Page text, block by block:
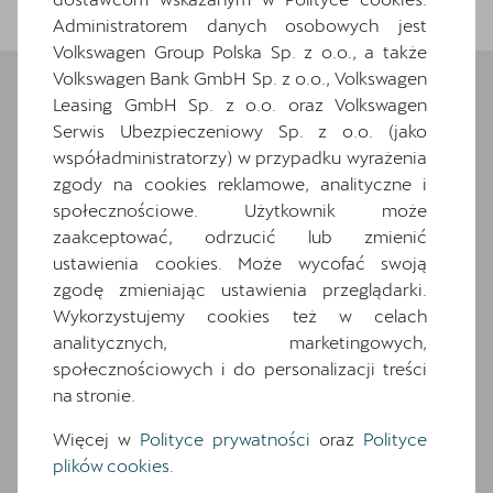
Wybrane elementy
wyposażenia
Ten samochód bazuje na wersji Leon
. Zapoznaj
się z wybranymi elementami jego wyposażenia. O
pełną specyfikację zapytaj dealera.
Wyposażenie standardowe
Wyposażenie dodatkowe i pakiety
7 glosników
boczne, 2 kurtyny powietrzne, poduszka
centralna)
Administratorem danych osobowych jest
Volkswagen Group Polska Sp. z o.o., a także
Volkswagen Bank GmbH Sp. z o.o., Volkswagen
Leasing GmbH Sp. z o.o. oraz Volkswagen
Serwis Ubezpieczeniowy Sp. z o.o. (jako
współadministratorzy) w przypadku wyrażenia
zgody na cookies reklamowe, analityczne i
społecznościowe. Użytkownik może
zaakceptować, odrzucić lub zmienić
ustawienia cookies. Może wycofać swoją
zgodę zmieniając ustawienia przeglądarki.
Wykorzystujemy cookies też w celach
analitycznych, marketingowych,
społecznościowych i do personalizacji treści
na stronie.
Więcej w Polityce prywatności oraz Polityce
plików cookies